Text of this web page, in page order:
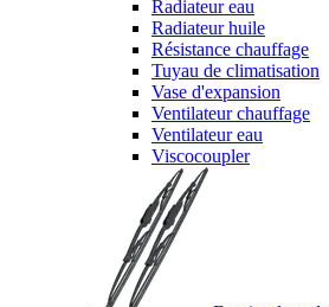
Radiateur eau
Radiateur huile
Résistance chauffage
Tuyau de climatisation
Vase d'expansion
Ventilateur chauffage
Ventilateur eau
Viscocoupler